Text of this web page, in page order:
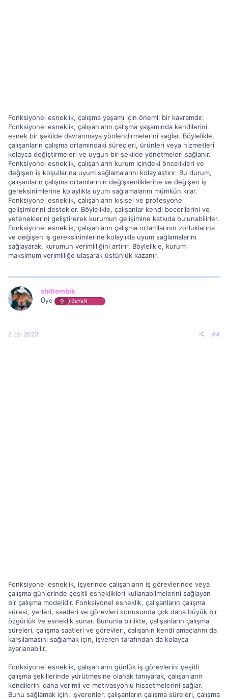
Fonksiyonel esneklik, çalışma yaşamı için önemli bir kavramdır.
Fonksiyonel esneklik, çalışanların çalışma yaşamında kendilerini
esnek bir şekilde davranmaya yönlendirmelerini sağlar. Böylelikle,
çalışanların çalışma ortamındaki süreçleri, ürünleri veya hizmetleri
kolayca değiştirmeleri ve uygun bir şekilde yönetmeleri sağlanır.
Fonksiyonel esneklik, çalışanların kurum içindeki öncelikleri ve
değişen iş koşullarına uyum sağlamalarını kolaylaştırır. Bu durum,
çalışanların çalışma ortamlarının değişkenliklerine ve değişen iş
gereksinimlerine kolaylıkla uyum sağlamalarını mümkün kılar.
Fonksiyonel esneklik, çalışanların kişisel ve profesyonel
gelişimlerini destekler. Böylelikle, çalışanlar kendi becerilerini ve
yeteneklerini geliştirerek kurumun gelişimine katkıda bulunabilirler.
Fonksiyonel esneklik, çalışanların çalışma ortamlarının zorluklarına
ve değişen iş gereksinimlerine kolaylıkla uyum sağlamalarını
sağlayarak, kurumun verimliliğini artırır. Böylelikle, kurum
maksimum verimliliğe ulaşarak üstünlük kazanır.
shitlembik
Üye BaYaN
2 Eyl 2023 #4
Fonksiyonel esneklik, işyerinde çalışanların iş görevlerinde veya
çalışma günlerinde çeşitli esneklikleri kullanabilmelerini sağlayan
bir çalışma modelidir. Fonksiyonel esneklik, çalışanların çalışma
süresi, yerleri, saatleri ve görevleri konusunda çok daha büyük bir
özgürlük ve esneklik sunar. Bununla birlikte, çalışanların çalışma
süreleri, çalışma saatleri ve görevleri, çalışanın kendi amaçlarını da
karşılamasını sağlamak için, işveren tarafından da kolayca
ayarlanabilir.
Fonksiyonel esneklik, çalışanların günlük iş görevlerini çeşitli
çalışma şekillerinde yürütmesine olanak tanıyarak, çalışanların
kendilerini daha verimli ve motivasyonlu hissetmelerini sağlar.
Bunu sağlamak için, işverenler, çalışanların çalışma süreleri, çalışma